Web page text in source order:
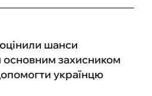
шанси
основним захисником
українцю